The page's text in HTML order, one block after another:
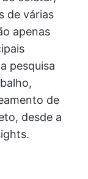
de várias
apenas
pesquisa
de
desde a